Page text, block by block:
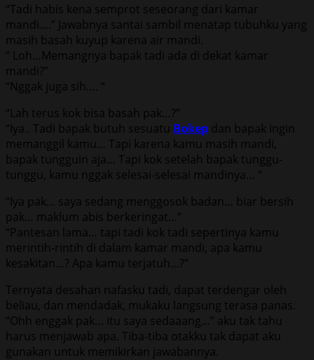
“Tadi habis kena semprot seseorang dari kamar
mandi….” Jawabnya santai sambil menatap tubuhku yang
masih basah kuyup karena air mandi.
” Loh…Memangnya bapak tadi ada di dekat kamar
mandi?”
“Nggak juga sih…. “
“Lah terus kok bisa basah pak…?”
“Iya.. Tadi bapak butuh sesuatu Bokep dan bapak ingin
memanggil kamu… Tapi karena kamu masih mandi,
bapak tungguin aja… Tapi kok setelah bapak tunggu-
tunggu, kamu nggak selesai-selesai mandinya… “
“Iya pak… saya sedang menggosok badan… biar bersih
pak… maklum abis berkeringat…”
“Pantesan lama… tapi tadi kok tadi sepertinya kamu
merintih-rintih di dalam kamar mandi, apa kamu
kesakitan…? Apa kamu terjatuh…?”
Ternyata desahan nafasku tadi, dapat terdengar oleh
beliau, dan mendadak, mukaku langsung terasa panas.
“Ohh enggak pak… itu saya sedaaang…” aku tak tahu
harus menjawab apa. Tiba-tiba otakku tak dapat aku
gunakan untuk memikirkan jawabannya.